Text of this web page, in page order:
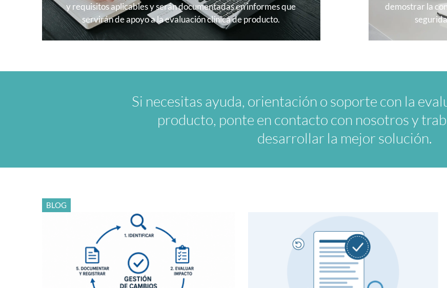
y requisitos aplicables y serán documentadas en informes que
servirán de apoyo a la evaluación clínica de producto.
demostrar la
Si necesitas ayuda, orientación o soporte con la
producto, ponte en contacto con nosotros y
desarrollar la mejor solución.
BLOG